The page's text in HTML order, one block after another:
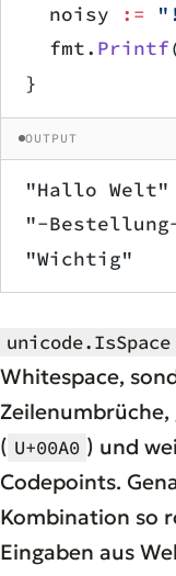
	noisy
:=
	fmt.
Printf
}
OUTPUT
"Hallo Welt"
"-
"Wichtig"
unicode.IsSpace
Whitespace,
Zeilenumbrüche,
( U+00A0 ) und
Codepoints.
Kombination so
Eingaben aus